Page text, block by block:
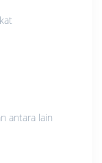
antara lain